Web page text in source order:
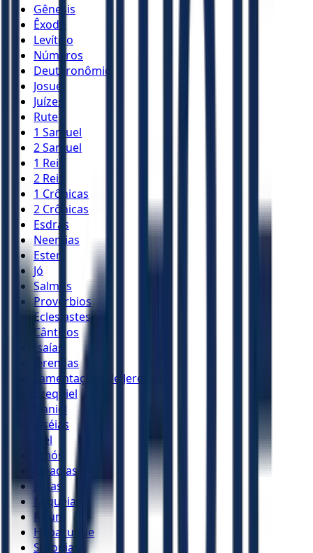
Gênesis
Êxodo
Levítico
Números
Deuteronômio
Josué
Juízes
Rute
1 Samuel
2 Samuel
1 Reis
2 Reis
1 Crônicas
2 Crônicas
Esdras
Neemias
Ester
Jó
Salmos
Provérbios
Eclesiastes
Cânticos
Isaías
Jeremias
Lamentações de Jeremias
Ezequiel
Daniel
Oséias
Joel
Amós
Obadias
Jonas
Miquéias
Naum
Habacuque
Sofonias